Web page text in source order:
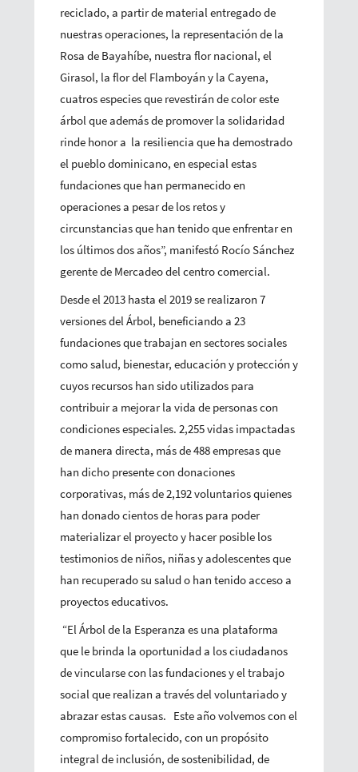
reciclado, a partir de material entregado de
nuestras operaciones, la representación de la
Rosa de Bayahíbe, nuestra flor nacional, el
Girasol, la flor del Flamboyán y la Cayena,
cuatros especies que revestirán de color este
árbol que además de promover la solidaridad
rinde honor a la resiliencia que ha demostrado
el pueblo dominicano, en especial estas
fundaciones que han permanecido en
operaciones a pesar de los retos y
circunstancias que han tenido que enfrentar en
los últimos dos años”, manifestó Rocío Sánchez
gerente de Mercadeo del centro comercial.
Desde el 2013 hasta el 2019 se realizaron 7
versiones del Árbol, beneficiando a 23
fundaciones que trabajan en sectores sociales
como salud, bienestar, educación y protección y
cuyos recursos han sido utilizados para
contribuir a mejorar la vida de personas con
condiciones especiales. 2,255 vidas impactadas
de manera directa, más de 488 empresas que
han dicho presente con donaciones
corporativas, más de 2,192 voluntarios quienes
han donado cientos de horas para poder
materializar el proyecto y hacer posible los
testimonios de niños, niñas y adolescentes que
han recuperado su salud o han tenido acceso a
proyectos educativos.
“El Árbol de la Esperanza es una plataforma
que le brinda la oportunidad a los ciudadanos
de vincularse con las fundaciones y el trabajo
social que realizan a través del voluntariado y
abrazar estas causas. Este año volvemos con el
compromiso fortalecido, con un propósito
integral de inclusión, de sostenibilidad, de